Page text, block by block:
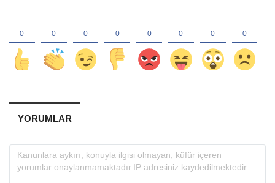
YORUMLAR